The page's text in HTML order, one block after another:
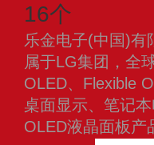
16个
乐金电子(中国)有
属于LG集团，全
OLED、Flexible
桌面显示、笔记
OLED液晶面板产